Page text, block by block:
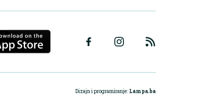
Dizajn i programiranje: Lampa.ba